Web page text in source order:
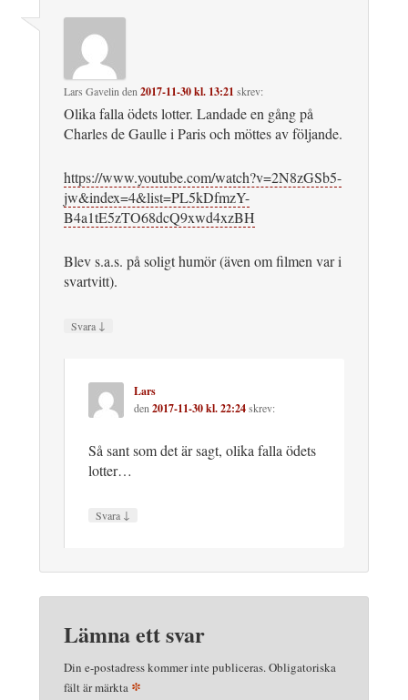
Lars Gavelin den 2017-11-30 kl. 13:21 skrev:
Olika falla ödets lotter. Landade en gång på
Charles de Gaulle i Paris och möttes av följande.
https://www.youtube.com/watch?v=2N8zGSb5-
jw&index=4&list=PL5kDfmzY-
B4a1tE5zTO68dcQ9xwd4xzBH
Blev s.a.s. på soligt humör (även om filmen var i
svartvitt).
Svara ↓
Lars
den 2017-11-30 kl. 22:24skrev:
Så sant som det är sagt, olika falla ödets
lotter…
Svara ↓
Lämna ett svar
Din e-postadress kommer inte publiceras.Obligatoriska
fält är märkta *